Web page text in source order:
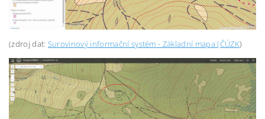
(zdroj dat: Surovinový informační systém - Základní mapa (ČÚZK)